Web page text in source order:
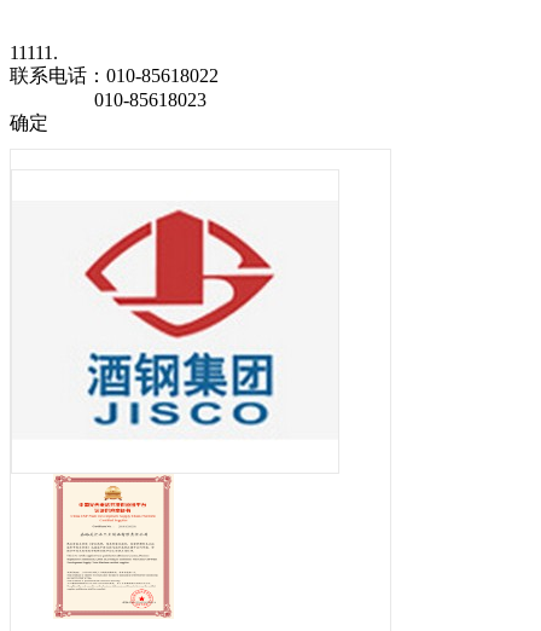
11111.
联系电话： 010-85618022
010-85618023
确定